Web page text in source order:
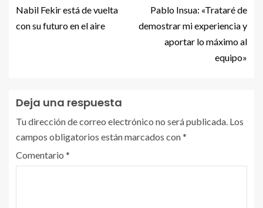
Nabil Fekir está de vuelta
con su futuro en el aire
Pablo Insua: «Trataré de
demostrar mi experiencia y
aportar lo máximo al
equipo»
Deja una respuesta
Tu dirección de correo electrónico no será publicada. Los
campos obligatorios están marcados con*
Comentario *